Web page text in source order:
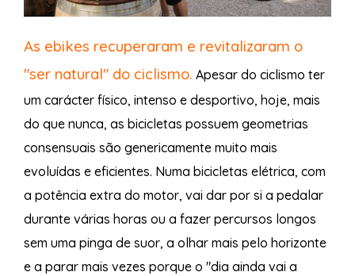
As ebikes recuperaram e revitalizaram o
"ser natural" do ciclismo. Apesar do ciclismo ter
um carácter físico, intenso e desportivo, hoje, mais
do que nunca, as bicicletas possuem geometrias
consensuais são genericamente muito mais
evoluídas e eficientes. Numa bicicletas elétrica, com
a potência extra do motor, vai dar por si a pedalar
durante várias horas ou a fazer percursos longos
sem uma pinga de suor, a olhar mais pelo horizonte
e a parar mais vezes porque o "dia ainda vai a